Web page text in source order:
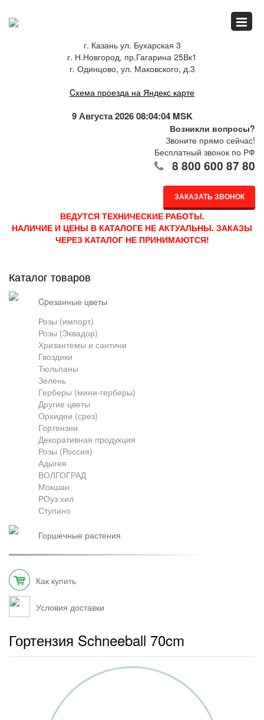
г. Казань ул. Бухарская 3
г. Н.Новгород, пр.Гагарина 25Вк1
г. Одинцово, ул. Маковского, д.3
Cхема проезда на Яндекс карте
9 Августа 2026 08:04:04 MSK
Возникли вопросы?
Звоните прямо сейчас!
Бесплатный звонок по РФ
8 800 600 87 80
ЗАКАЗАТЬ ЗВОНОК
Спец.предложения
Как купить
Доставка
Контакты
Франшиза
ВЕДУТСЯ ТЕХНИЧЕСКИЕ РАБОТЫ.
НАЛИЧИЕ И ЦЕНЫ В КАТАЛОГЕ НЕ АКТУАЛЬНЫ. ЗАКАЗЫ
ЧЕРЕЗ КАТАЛОГ НЕ ПРИНИМАЮТСЯ!
Каталог товаров
cpезанные цветы
Розы (импорт)
Розы (Эквадор)
Хризантемы и сантини
Гвоздики
Тюльпаны
Зелень
Герберы (мини-герберы)
Другие цветы
Орхидеи (срез)
Гортензии
Декоративная продукция
Розы (Россия)
Адыгея
ВОЛГОГРАД
Мокшан
РОуз хил
Ступино
горшечные растения
Как купить
Условия доставки
Гортензия Schneeball 70cm